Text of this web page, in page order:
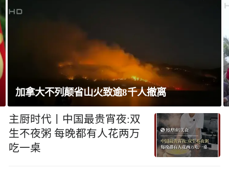
加拿大不列颠省山火致逾8千人撤离
主厨时代丨中国最贵宵夜:双
生不夜粥 每晚都有人花两万
吃一桌